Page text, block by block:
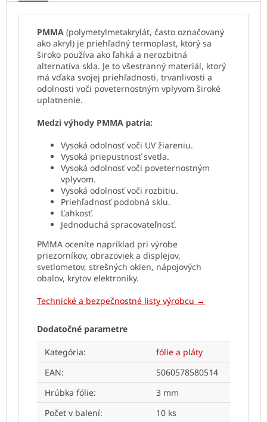
PMMA (polymetylmetakrylát, často označovaný
ako akryl) je priehľadný termoplast, ktorý sa
široko používa ako ľahká a nerozbitná
alternatíva skla. Je to všestranný materiál, ktorý
má vďaka svojej priehľadnosti, trvanlivosti a
odolnosti voči poveternostným vplyvom široké
uplatnenie.
Medzi výhody PMMA patria:
Vysoká odolnosť voči UV žiareniu.
Vysoká priepustnosť svetla.
Vysoká odolnosť voči poveternostným
vplyvom.
Vysoká odolnosť voči rozbitiu.
Priehľadnosť podobná sklu.
Ľahkosť.
Jednoduchá spracovateľnosť.
PMMA oceníte napríklad pri výrobe
priezorníkov, obrazoviek a displejov,
svetlometov, strešných okien, nápojových
obalov, krytov elektroniky.
Technické a bezpečnostné listy výrobcu →
Dodatočné parametre
Kategória:
fólie a pláty
EAN:
5060578580514
Hrúbka fólie:
3 mm
Počet v balení:
10 ks